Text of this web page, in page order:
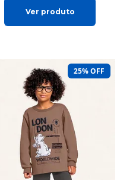
Ver produto
25% OFF